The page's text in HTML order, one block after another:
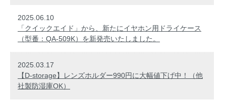
2025.06.10
「クイックエイド」から、新たにイヤホン用ドライケース
（型番：QA-509K）を新発売いたしました。
2025.03.17
【D-storage】レンズホルダー990円に大幅値下げ中！（他
社製防湿庫OK）